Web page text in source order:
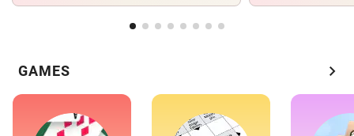
GAMES chevron_right